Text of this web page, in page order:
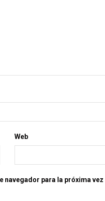
Web
navegador para la próxima